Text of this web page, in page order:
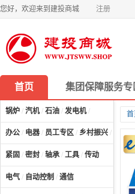
您好，欢迎来到建投商城 注册
首页 集团保障服务专
锅炉 / 汽机/ 石油 / 发电机/
办公 / 电器 / 员工专区 / 乡村振兴 / 计算
紧固 / 密封 / 轴承 / 工具 / 传动
电气 / 自动控制 / 通信
首